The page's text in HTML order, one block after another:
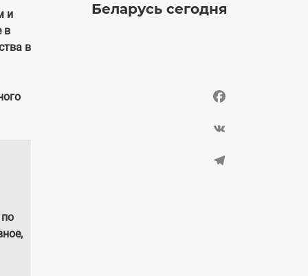
и
в
в
Беларусь сегодня